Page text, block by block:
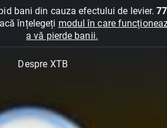
bani din cauza efectului de levier.
înțelegeți modul în care
a vă pierde banii.
Despre XTB